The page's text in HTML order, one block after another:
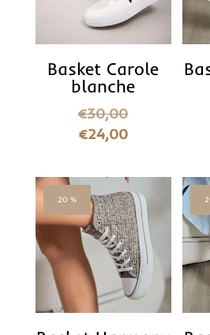
Basket Carole
blanche
€30,00
€24,00
20 %